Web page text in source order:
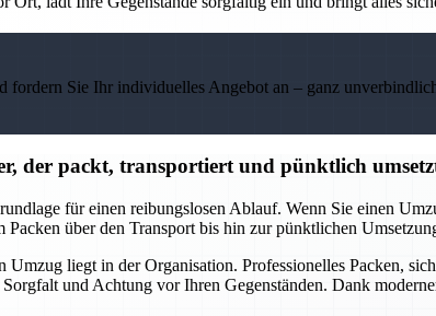
fordern Sie Ihr individuelles Angebot an – ganz
der packt, transportiert und pünktlich
für einen reibungslosen Ablauf. Wenn Sie einen
Packen über den Transport bis hin zur pünktlichen
Umzug liegt in der Organisation. Professionelles Packen,
und Achtung vor Ihren Gegenständen. Dank